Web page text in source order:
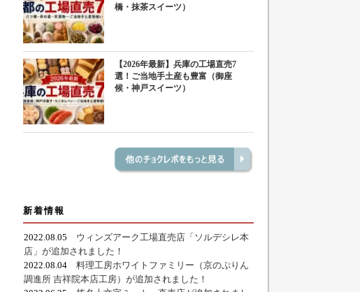
橋・抹茶スイーツ）
【2026年最新】兵庫の工場直売7
選！ご当地手土産も豊富（御座
候・神戸スイーツ）
新着情報
2022.08.05 ウィンズアーク工場直売店「ソルデシレ本
店」が追加されました！
2022.08.04 料理工房ホワイトファミリー（京のぷりん
調進所 吉祥院本店工房）が追加されました！